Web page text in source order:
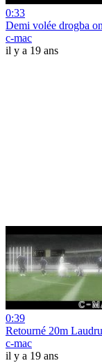
0:33
Demi volée drogba
c-mac
il y a 19 ans
0:39
Retourné 20m
c-mac
il y a 19 ans